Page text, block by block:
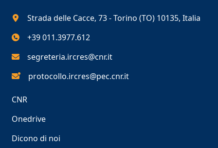
Strada delle Cacce, 73 - Torino (TO) 10135, Italia
+39 011.3977.612
segreteria.ircres@cnr.it
protocollo.ircres@pec.cnr.it
CNR
Onedrive
Dicono di noi